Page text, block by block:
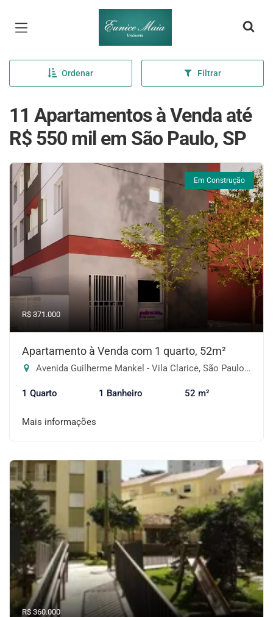
Página inicial
Ordenar Filtrar
11 Apartamentos à Venda até
R$ 550 mil em São Paulo, SP
Em Construção
R$ 371.000
Apartamento à Venda com 1 quarto, 52m²
Avenida Guilherme Mankel - Vila Clarice, São Paulo-SP
1 Quarto 1 Banheiro 52 m²
Mais informações
R$ 360.000